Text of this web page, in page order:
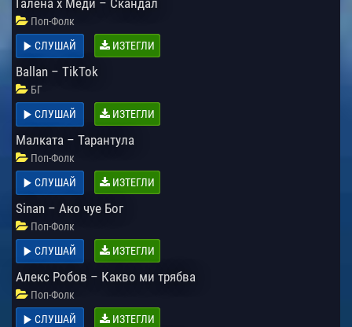
Галена x Меди – Скандал
Поп-Фолк
СЛУШАЙ
ИЗТЕГЛИ
Ballan – TikTok
БГ
СЛУШАЙ
ИЗТЕГЛИ
Малката – Тарантула
Поп-Фолк
СЛУШАЙ
ИЗТЕГЛИ
Sinan – Ако чуе Бог
Поп-Фолк
СЛУШАЙ
ИЗТЕГЛИ
Алекс Робов – Какво ми трябва
Поп-Фолк
СЛУШАЙ
ИЗТЕГЛИ